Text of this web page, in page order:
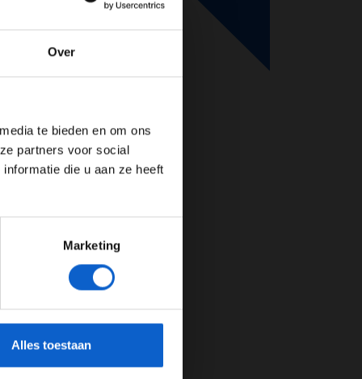
Over
te bieden en om ons
partners voor social
die u aan ze heeft
Marketing
Alles toestaan